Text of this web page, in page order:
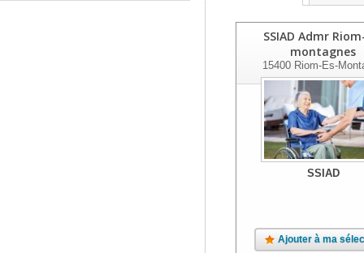
SSIAD Admr
montagnes
15400Riom-Es-
SSIAD
Ajouter à ma